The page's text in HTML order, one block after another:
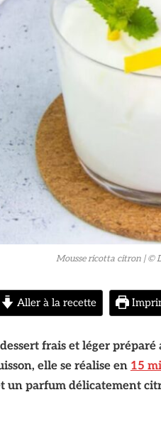
Mousse ricotta citron | ©
Aller à la recette
frais et léger préparé
elle se réalise en 15
un parfum délicatement